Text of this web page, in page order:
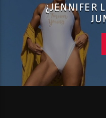
¿JENNIFER